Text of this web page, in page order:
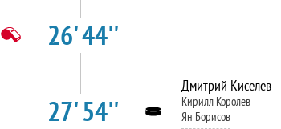
26' 44''
27' 54''
Дмитрий Киселев
Кирилл Королев
Ян Борисов